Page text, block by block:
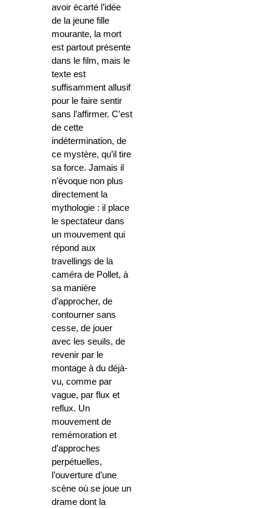
avoir écarté l’idée
de la jeune fille
mourante, la mort
est partout présente
dans le film, mais le
texte est
suffisamment allusif
pour le faire sentir
sans l’affirmer. C’est
de cette
indétermination, de
ce mystère, qu’il tire
sa force. Jamais il
n’évoque non plus
directement la
mythologie : il place
le spectateur dans
un mouvement qui
répond aux
travellings de la
caméra de Pollet, à
sa manière
d’approcher, de
contourner sans
cesse, de jouer
avec les seuils, de
revenir par le
montage à du déjà-
vu, comme par
vague, par flux et
reflux. Un
mouvement de
remémoration et
d’approches
perpétuelles,
l’ouverture d’une
scène où se joue un
drame dont la